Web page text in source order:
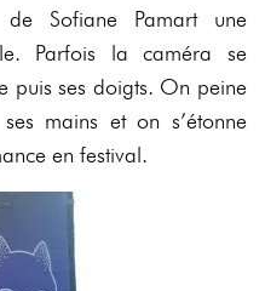
Sofiane Pamart une
Parfois la caméra se
puis ses doigts. On peine
mains et on s’étonne
en festival.